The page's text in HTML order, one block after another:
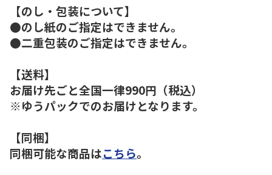
【のし・包装について】
●のし紙のご指定はできません。
●二重包装のご指定はできません。
【送料】
お届け先ごと全国一律990円（税込）
※ゆうパックでのお届けとなります。
【同梱】
同梱可能な商品はこちら。